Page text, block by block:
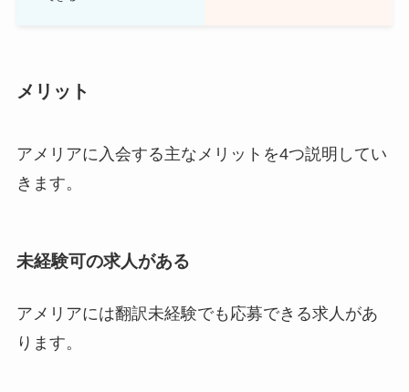
メリット
アメリアに入会する主なメリットを4つ説明してい
きます。
未経験可の求人がある
アメリアには翻訳未経験でも応募できる求人があ
ります。